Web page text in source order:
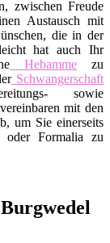
zwischen Freude
Austausch mit
die in der
hat auch Ihr
Hebamme zu
Schwangerschaft
sowie
vereinbaren mit den
um Sie einerseits
oder Formalia zu